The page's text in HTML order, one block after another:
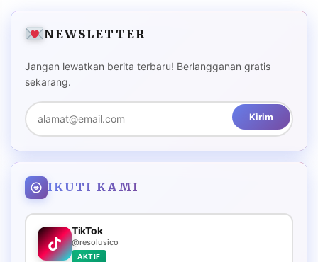
NEWSLETTER
Jangan lewatkan berita terbaru! Berlangganan gratis
sekarang.
Kirim
IKUTI KAMI
TikTok
@resolusico
AKTIF